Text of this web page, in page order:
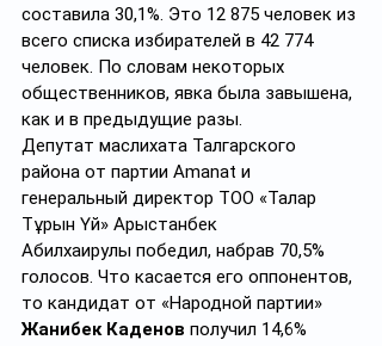
составила 30,1%. Это 12 875 человек из
всего списка избирателей в 42 774
человек. По словам некоторых
общественников, явка была завышена,
как и в предыдущие разы.
Депутат маслихата Талгарского
района от партии Amanat и
генеральный директор ТОО «Талғар
Тұрғын Үй» Арыстанбек
Абилхаирулы победил, набрав 70,5%
голосов. Что касается его оппонентов,
то кандидат от «Народной партии»
Жанибек Каденов получил 14,6%